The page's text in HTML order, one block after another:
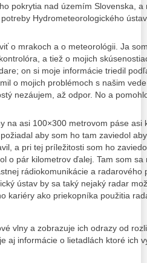
pokrytia nad územím Slovenska,
Hydrometeorologického
o mrakoch a o meteorológii. Ja
a tiež o mojich
on si moje informácie triedil
o mojich problémoch s našim
nezáujem, až odpor. No a
na asi 100×300 metrovom páse asi
aby som ho tam zaviedol
a pri tej príležitosti som ho
o pár kilometrov ďalej. Tam som
rádiokomunikácie a radarového
ústav by sa taký nejaký radar
kariéry ako priekopníka použitia
vlny a zobrazuje ich odrazy od
aj informácie o lietadlách ktoré ich